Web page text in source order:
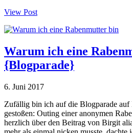
View Post
Warum ich eine
{Blogparade}
6. Juni 2017
Zufällig bin ich auf die Blogparade auf
gestoßen: Outing einer anonymen
herzlich über den Beitrag von Birgit